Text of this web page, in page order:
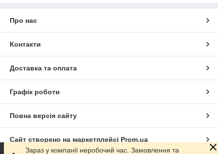
Про нас
Контакти
Доставка та оплата
Графік роботи
Повна версія сайту
Сайт створено на маркетплейсі Prom.ua
Зараз у компанії неробочий час. Замовлення та